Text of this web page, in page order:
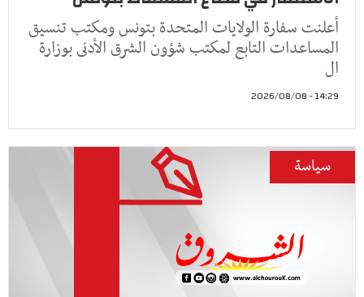
أعلنت سفارة الولايات المتحدة بتونس ومكتب تنسيق
المساعدات التابع لمكتب شؤون الشرق الأدنى بوزارة
ال
14:29 - 2026/08/08
سياسة